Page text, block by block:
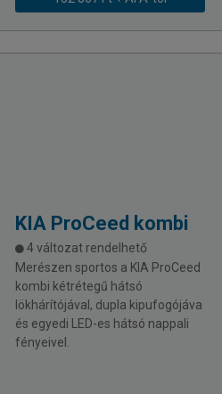
KIA ProCeed kombi
4 változat rendelhető
Merészen sportos a KIA ProCeed
kombi kétrétegű hátsó
lökhárítójával, dupla kipufogójáva
és egyedi LED-es hátsó nappali
fényeivel.